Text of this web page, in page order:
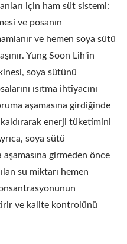
SOYA
SOYA
VE
ÜRETIM
LIDERI.
için ham süt sistemi:
ve posanın
ve hemen soya sütü
Yung Soon Lih'in
soya sütünü
ısıtma ihtiyacını
aşamasına girdiğinde
kaldırarak enerji tüketimini
soya sütü
aşamasına girmeden önce
su miktarı hemen
ve kalite kontrolünü